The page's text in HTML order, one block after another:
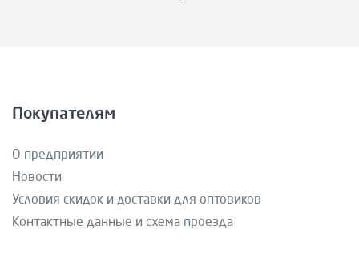
Покупателям
О предприятии
Новости
Условия скидок и доставки для оптовиков
Контактные данные и схема проезда